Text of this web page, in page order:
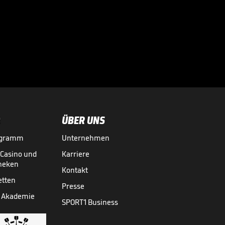
und
Akademie
ÜBER UNS
Unternehmen
Karriere
Kontakt
Presse
SPORT1 Business